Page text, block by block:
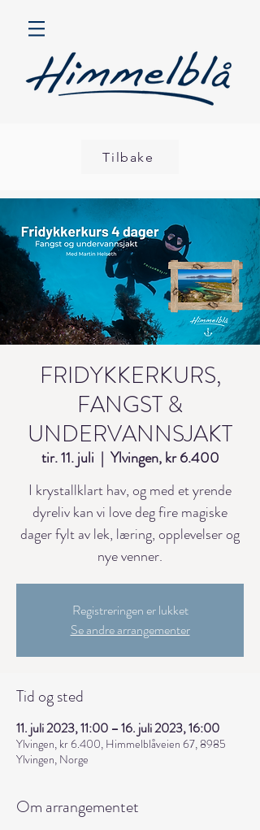
Tilbake
FRIDYKKERKURS,
FANGST &
UNDERVANNSJAKT
tir. 11. juli
  |
Ylvingen, kr 6.400
I krystallklart hav, og med et yrende
dyreliv kan vi love deg fire magiske
dager fylt av lek, læring, opplevelser og
nye venner.
Registreringen er lukket
Se andre arrangementer
Tid og sted
11. juli 2023, 11:00 – 16. juli 2023, 16:00
Ylvingen, kr 6.400, Himmelblåveien 67, 8985
Ylvingen, Norge
Om arrangementet